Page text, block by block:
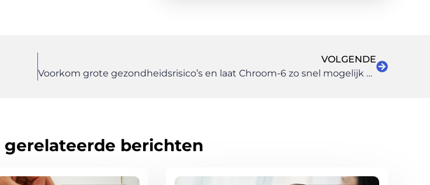
VOLGENDE
Voorkom grote gezondheidsrisico’s en laat Chroom-6 zo snel mogelijk saneren
gerelateerde berichten